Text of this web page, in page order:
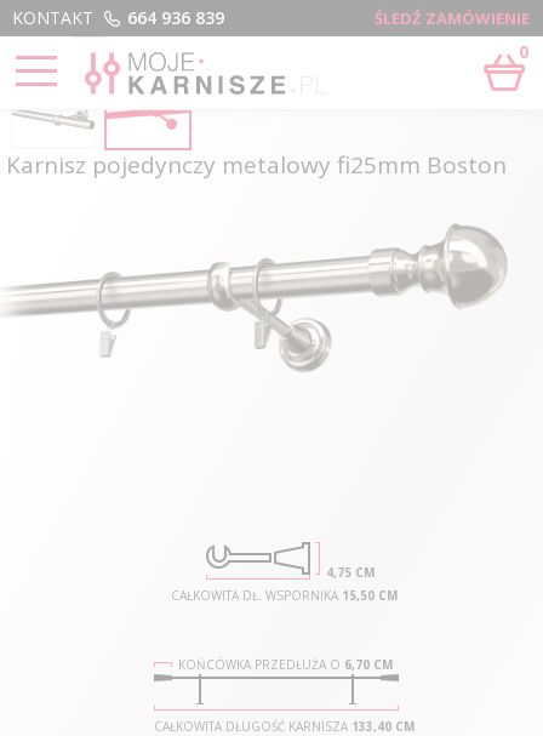
Menu
KONTAKT ŚLEDŹ ZAMÓWIENIE
664 936 839
0
Karnisz pojedynczy metalowy fi25mm Boston
KOŃCÓWKA PRZEDŁUŻA O 6,70 CM
CAŁKOWITA DŁUGOŚĆ KARNISZA 133,40 CM
4,75 CM
CAŁKOWITA DŁ. WSPORNIKA 15,50 CM